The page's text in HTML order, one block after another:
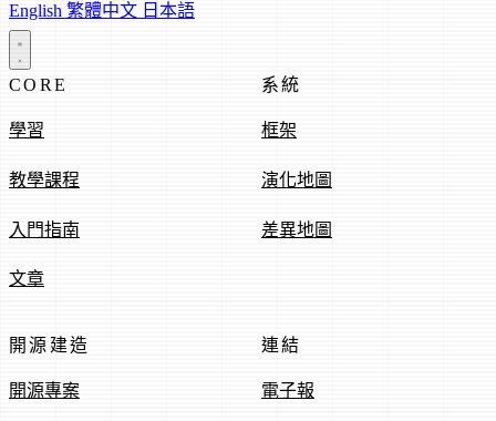
English 繁體中文 日本語
CORE
學習
教學課程
入門指南
文章
系統
框架
演化地圖
差異地圖
開源建造
開源專案
連結
電子報